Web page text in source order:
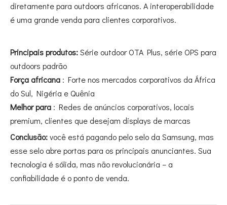
diretamente para outdoors africanos. A interoperabilidade
é uma grande venda para clientes corporativos.
Principais produtos:Série outdoor OTA Plus, série OPS para
outdoors padrão
Força africana : Forte nos mercados corporativos da África
do Sul, Nigéria e Quênia
Melhor para : Redes de anúncios corporativos, locais
premium, clientes que desejam displays de marcas
Conclusão:você está pagando pelo selo da Samsung, mas
esse selo abre portas para os principais anunciantes. Sua
tecnologia é sólida, mas não revolucionária – a
confiabilidade é o ponto de venda.